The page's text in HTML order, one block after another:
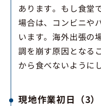
あります。もし食堂
場合は、コンビニや
います。海外出張の
調を崩す原因となる
から食べないように
現地作業初日（3）